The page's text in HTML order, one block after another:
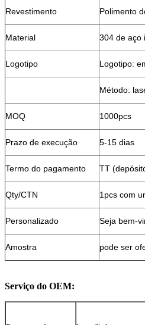
Revestimento Polimento
Material 304 de aço
Logotipo Logotipo:
Método:
MOQ 1000pcs
Prazo de execução 5-15 dias
Termo do pagamento TT
Qty/CTN 1pcs com
Personalizado Seja bem-
Amostra pode ser
Serviço do OEM: